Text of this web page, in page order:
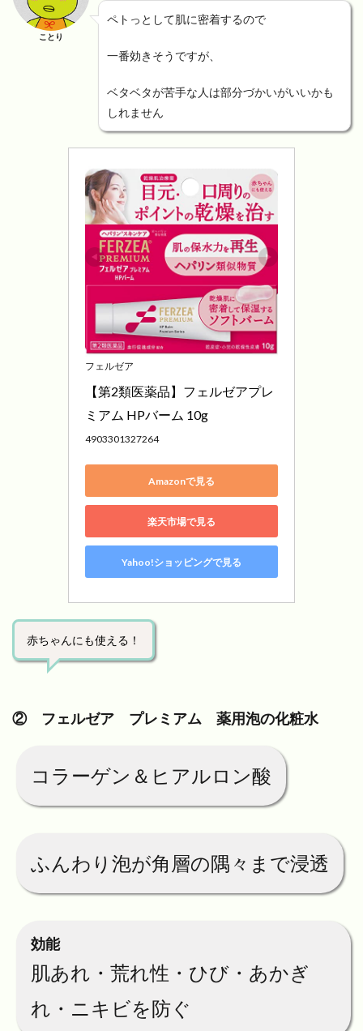
ことり
ペトっとして肌に密着するので
一番効きそうですが、
ベタベタが苦手な人は部分づかいがいいかも
しれません
フェルゼア
【第2類医薬品】フェルゼアプレ
ミアム HPバーム 10g
4903301327264
Amazonで見る
楽天市場で見る
Yahoo!ショッピングで見る
赤ちゃんにも使える！
② フェルゼア プレミアム 薬用泡の化粧水
コラーゲン＆ヒアルロン酸
ふんわり泡が角層の隅々まで浸透
効能
肌あれ・荒れ性・ひび・あかぎ
れ・ニキビを防ぐ